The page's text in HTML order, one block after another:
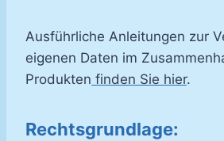
Ausführliche Anleitungen zur
eigenen Daten im
Produkten finden Sie hier.
Rechtsgrundlage: